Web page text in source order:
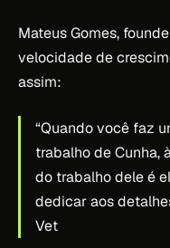
Mateus Gomes,
velocidade de
assim:
“Quando você faz
trabalho de Cunha,
do trabalho dele é
dedicar aos
Vet